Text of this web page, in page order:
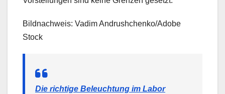
Bildnachweis: Vadim Andrushchenko/Adobe
Stock
Die richtige Beleuchtung im Labor